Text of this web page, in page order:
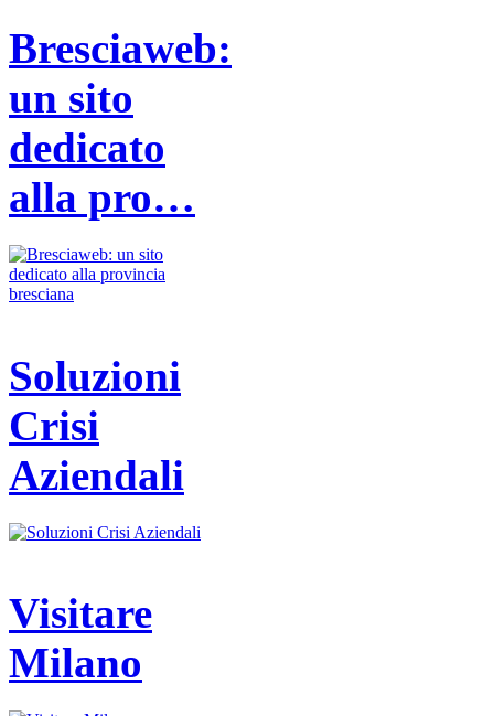
Bresciaweb:
un sito
dedicato
alla pro…
Soluzioni
Crisi
Aziendali
Visitare
Milano